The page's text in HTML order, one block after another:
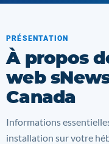
PRÉSENTATION
À propos
web
Canada
Informations
installation sur votre